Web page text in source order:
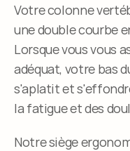
Votre colonne
une double courbe
Lorsque vous vous
adéquat, votre bas
s'aplatit et
la fatigue et des
Notre siège